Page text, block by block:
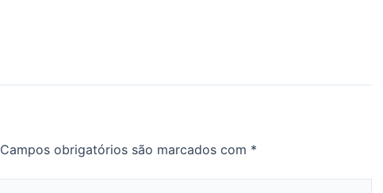
Campos obrigatórios são marcados com *